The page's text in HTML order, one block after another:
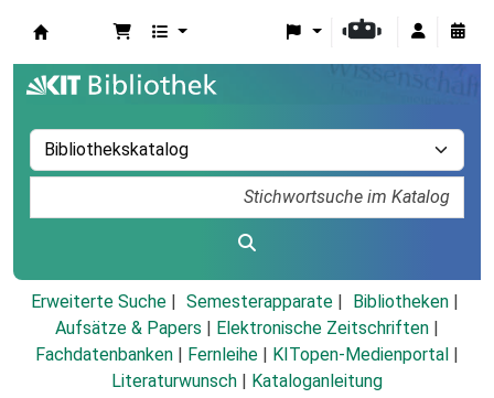
Erweiterte Suche Semesterapparate
Bibliotheken
Aufsätze & Papers
Elektronische Zeitschriften
Fachdatenbanken
Fernleihe KITopen-Medienportal
Literaturwunsch
Kataloganleitung